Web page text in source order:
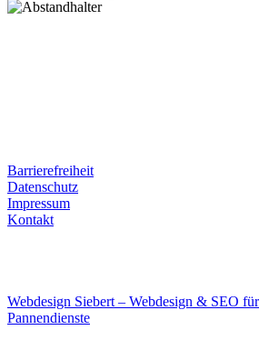
Barrierefreiheit
Datenschutz
Impressum
Kontakt
Webdesign Siebert – Webdesign & SEO
Pannendienste